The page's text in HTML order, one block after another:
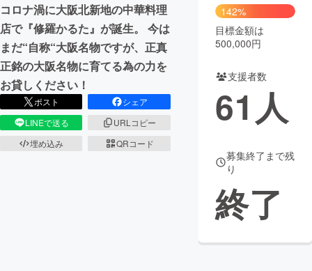
CAMPFIRE for Social Good CAMPFIRE Creation
CAMPFIREふるさと納税machi-ya コミュニティ
コロナ渦に大阪北新地の中華料理
店で『修羅かるた』が誕生。 今は
まだ“自称“大阪名物ですが、正真
正銘の大阪名物に育てる為の力を
お貸しください！
ポスト
シェア
LINEで送る
URLコピー
埋め込み
QRコード
142%
目標金額は
500,000円
支援者数
61 人
募集終了まで残
り
終了